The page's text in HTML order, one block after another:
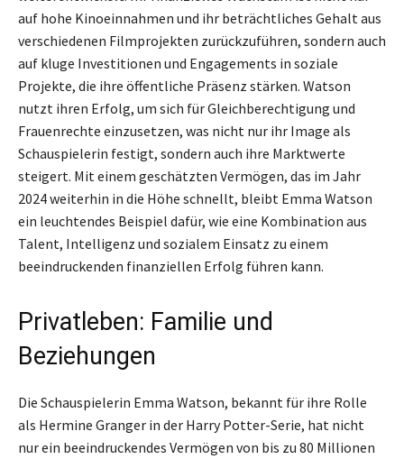
auf hohe Kinoeinnahmen und ihr beträchtliches Gehalt aus
verschiedenen Filmprojekten zurückzuführen, sondern auch
auf kluge Investitionen und Engagements in soziale
Projekte, die ihre öffentliche Präsenz stärken. Watson
nutzt ihren Erfolg, um sich für Gleichberechtigung und
Frauenrechte einzusetzen, was nicht nur ihr Image als
Schauspielerin festigt, sondern auch ihre Marktwerte
steigert. Mit einem geschätzten Vermögen, das im Jahr
2024 weiterhin in die Höhe schnellt, bleibt Emma Watson
ein leuchtendes Beispiel dafür, wie eine Kombination aus
Talent, Intelligenz und sozialem Einsatz zu einem
beeindruckenden finanziellen Erfolg führen kann.
Privatleben: Familie und
Beziehungen
Die Schauspielerin Emma Watson, bekannt für ihre Rolle
als Hermine Granger in der Harry Potter-Serie, hat nicht
nur ein beeindruckendes Vermögen von bis zu 80 Millionen